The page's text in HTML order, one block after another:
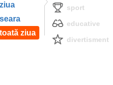
ziua
seara
toată ziua
sport
educative
divertisment